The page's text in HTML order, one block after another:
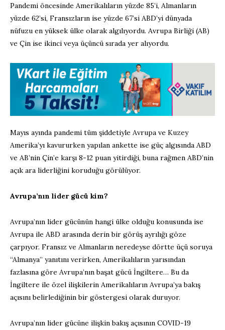
Pandemi öncesinde Amerikalıların yüzde 85’i, Almanların
yüzde 62’si, Fransızların ise yüzde 67’si ABD’yi dünyada
nüfuzu en yüksek ülke olarak algılıyordu. Avrupa Birliği (AB)
ve Çin ise ikinci veya üçüncü sırada yer alıyordu.
Mayıs ayında pandemi tüm şiddetiyle Avrupa ve Kuzey
Amerika’yı kavururken yapılan ankette ise güç algısında ABD
ve AB’nin Çin’e karşı 8-12 puan yitirdiği, buna rağmen ABD’nin
açık ara liderliğini koruduğu görülüyor.
Avrupa’nın lider gücü kim?
Avrupa’nın lider gücünün hangi ülke olduğu konusunda ise
Avrupa ile ABD arasında derin bir görüş ayrılığı göze
çarpıyor. Fransız ve Almanların neredeyse dörtte üçü soruya
“Almanya” yanıtını verirken, Amerikalıların yarısından
fazlasına göre Avrupa’nın başat gücü İngiltere… Bu da
İngiltere ile özel ilişkilerin Amerikalıların Avrupa’ya bakış
açısını belirlediğinin bir göstergesi olarak duruyor.
Avrupa’nın lider gücüne ilişkin bakış açısının COVID-19